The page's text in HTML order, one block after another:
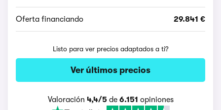
Oferta financiando 29.841 €
Listo para ver precios adaptados a ti?
Ver últimos precios
Valoración 4,4/5de 6.151 opiniones